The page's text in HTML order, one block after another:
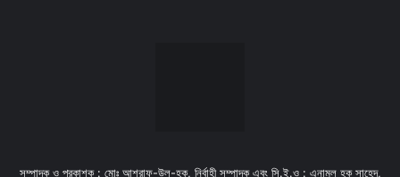
সম্পাদক ও প্রকাশক : মোঃ আশরাফ-উল-হক, নির্বাহী সম্পাদক এবং সি.ই.ও : এনামুল হক সাহেদ,